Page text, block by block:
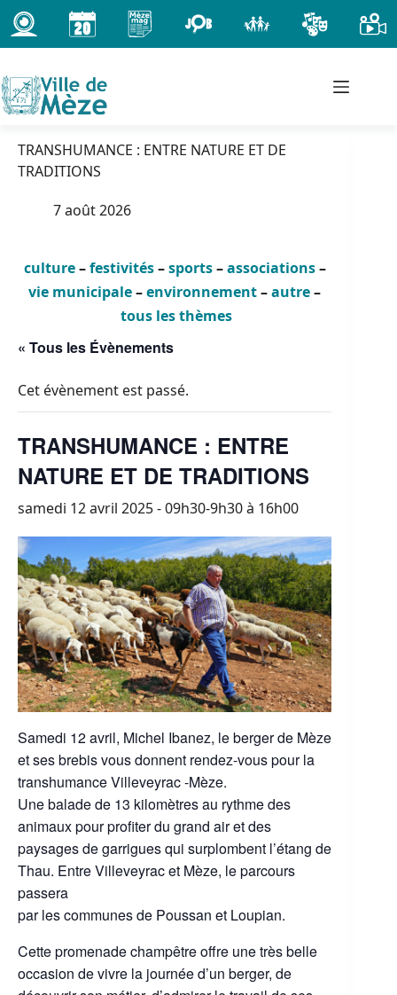
Passer
au
contenu
TRANSHUMANCE : ENTRE NATURE ET DE
TRADITIONS
7 août 2026
culture–festivités–sports–associations–
vie municipale–environnement–autre–
tous les thèmes
« Tous les Évènements
Cet évènement est passé.
TRANSHUMANCE : ENTRE
NATURE ET DE TRADITIONS
samedi 12 avril 2025 - 09h30-9h30à 16h00
Samedi 12 avril, Michel Ibanez, le berger de Mèze
et ses brebis vous donnent rendez-vous pour la
transhumance Villeveyrac -Mèze.
Une balade de 13 kilomètres au rythme des
animaux pour profiter du grand air et des
paysages de garrigues qui surplombent l’étang de
Thau. Entre Villeveyrac et Mèze, le parcours
passera
par les communes de Poussan et Loupian.
Cette promenade champêtre offre une très belle
occasion de vivre la journée d’un berger, de